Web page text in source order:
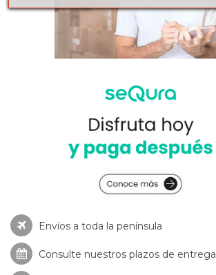
Envíos a toda la península
Consulte nuestros plazos de entrega